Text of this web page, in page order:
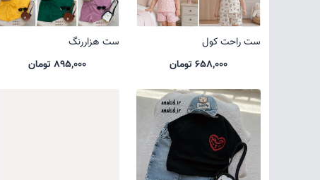
ست راحت کول
658,000 تومان
ست هزاررنگ
895,000 تومان